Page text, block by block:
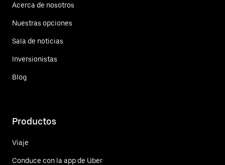
Acerca de nosotros
Nuestras opciones
Sala de noticias
Inversionistas
Blog
Productos
Viaje
Conduce con la app de Uber